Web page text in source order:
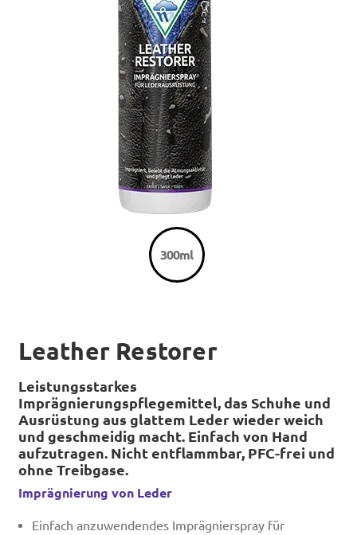
300ml
Leather Restorer
Leistungsstarkes
Imprägnierungspflegemittel, das Schuhe und
Ausrüstung aus glattem Leder wieder weich
und geschmeidig macht. Einfach von Hand
aufzutragen. Nicht entflammbar, PFC-frei und
ohne Treibgase.
Imprägnierung von Leder
Einfach anzuwendendes Imprägnierspray für